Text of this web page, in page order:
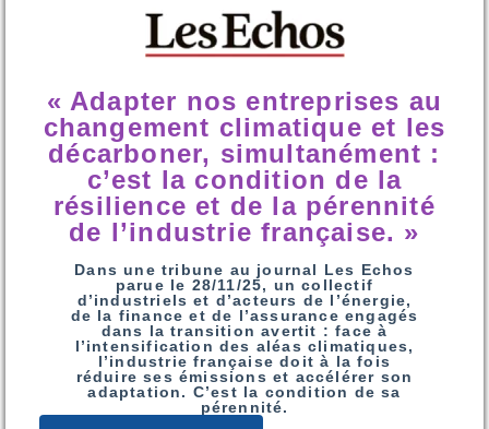
« Adapter nos entreprises au
changement climatique et les
décarboner, simultanément :
c’est la condition de la
résilience et de la pérennité
de l’industrie française. »
Dans une tribune au journal Les Echos
parue le 28/11/25, un collectif
d’industriels et d’acteurs de l’énergie,
de la finance et de l’assurance engagés
dans la transition avertit : face à
l’intensification des aléas climatiques,
l’industrie française doit à la fois
réduire ses émissions et accélérer son
adaptation. C’est la condition de sa
pérennité.